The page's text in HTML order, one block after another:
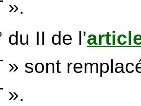
».
du II de l’
» sont
».